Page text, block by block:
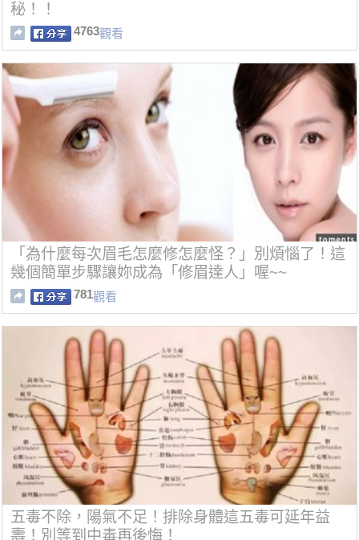
秘！！
4763觀看
「為什麼每次眉毛怎麼修怎麼怪？」別煩惱了！這
幾個簡單步驟讓妳成為「修眉達人」喔~~
781觀看
五毒不除，陽氣不足！排除身體這五毒可延年益
壽！別等到中毒再後悔！